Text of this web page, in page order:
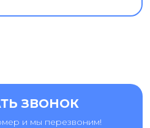
ЗВОНОК
и мы перезвоним!